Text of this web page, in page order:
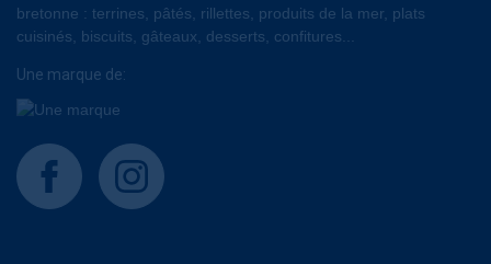
bretonne : terrines, pâtés, rillettes, produits de la mer, plats
cuisinés, biscuits, gâteaux, desserts, confitures...
Une marque de:
facebook instagram